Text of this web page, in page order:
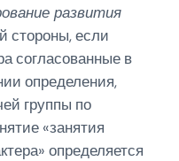
развития
стороны, если
согласованные в
определения,
группы по
«занятия
определяется